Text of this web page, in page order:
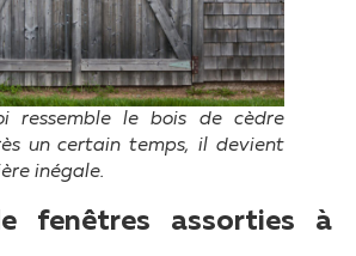
ressemble le bois de cèdre
un certain temps, il devient
inégale.
fenêtres assorties à